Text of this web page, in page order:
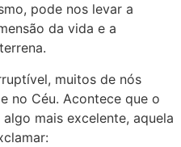
pode nos levar a
da vida e a
muitos de nós
no Céu. Acontece que o
mais excelente, aquela